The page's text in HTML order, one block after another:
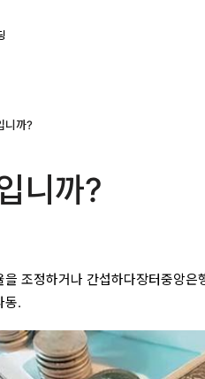
니까?
니까?
조정하거나 간섭하다장터중앙은
동.